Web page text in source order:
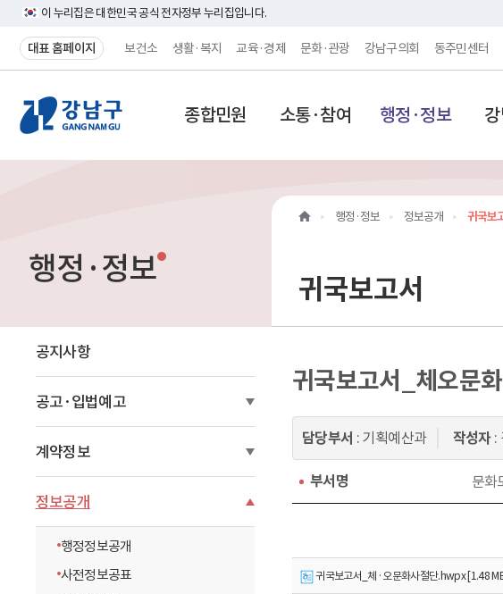
이 누리집은 대한민국 공식 전자정부 누리집입니다.
대표 홈페이지 보건소 생활·복지 교육·경제 문화·관광 강남구의회 동주민센터
강
남
페
이
지
메
인
이
동
종합민원 소통·참여 행정·정보
행정·정보
공지사항
공고·입법예고
계약정보
정보공개
행정정보공개
사전정보공표
행정·정보 정보공개 귀국보
귀국보고서
귀국보고서_체오문
담당부서 : 기획예산과 작성자:
부서명 문화
귀국보고서_체·오문화사절단.hwpx [1.48